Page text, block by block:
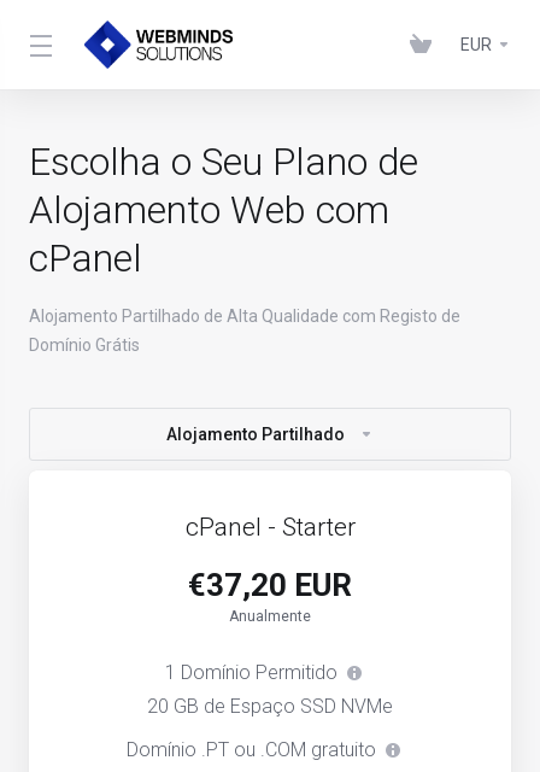
EUR
Escolha o Seu Plano de
Alojamento Web com
cPanel
Alojamento Partilhado de Alta Qualidade com Registo de
Domínio Grátis
Alojamento Partilhado
cPanel - Starter
€37,20 EUR
Anualmente
1 Domínio Permitido
20 GB de Espaço SSD NVMe
Domínio .PT ou .COM gratuito